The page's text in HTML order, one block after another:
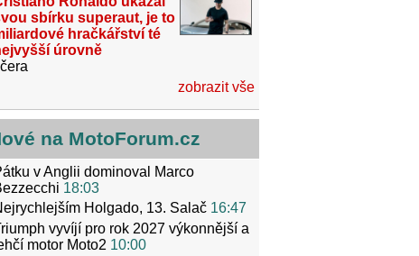
sbírku superaut, je to
hračkářství té
úrovně
zobrazit vše
na MotoForum.cz
v Anglii dominoval Marco
18:03
Holgado, 13. Salač 16:47
vyvíjí pro rok 2027 výkonnější a
motor Moto2 10:00